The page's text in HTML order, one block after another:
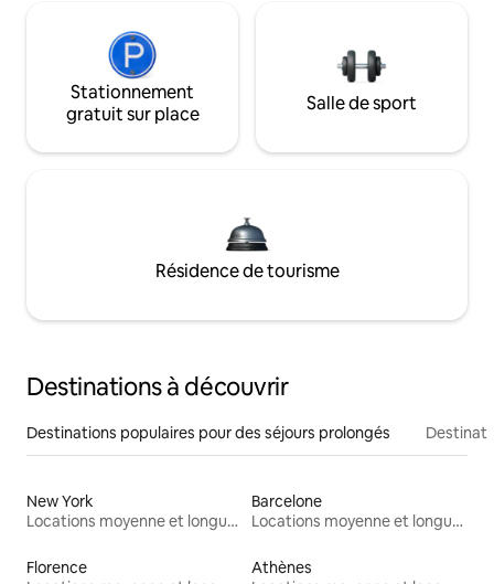
Stationnement
gratuit sur place
Salle de sport
Résidence de tourisme
Destinations à découvrir
Destinations populaires pour des séjours prolongés
New York
Locations moyenne et longue durée
Barcelone
Locations moyenne et longue durée
Florence
Athènes